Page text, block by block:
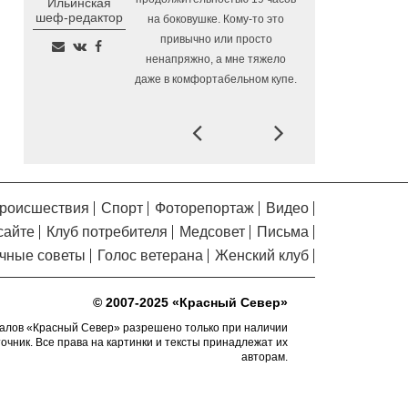
Алчевска в Вологодской области
6.08.2026 16:20
Сельские труженики
Тотемского округа получат жилье с
правом выкупа за один процент
Детская футбольная
Вологодчины ко Дню физкультурника
6.08.2026 14:31
Робот Макс на Госуслугах
поможет вологжанам оформить выплату
на первоклассника
6.08.2026 14:00
Вологодская область
подтвердила курс на полное обеспечение
лесовосстановления семенным
Prev
шеф-редактор
на боковушке. Кому-то это
привычно или просто
ненапряжно, а мне тяжело
даже в комфортабельном купе.
Спорт Фоторепортаж
Видео
Клуб потребителя Медсовет
Письма
советы
Голос ветерана Женский клуб
© 2007-2025 «Красный Север»
«Красный Север» разрешено только при наличии
Все права на картинки и тексты принадлежат их
авторам.